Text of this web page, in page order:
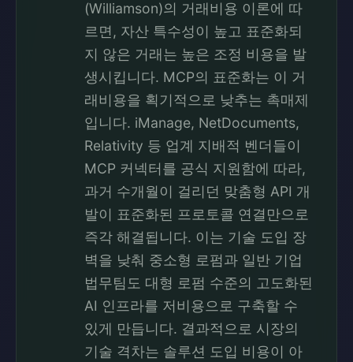
(Williamson)의 거래비용 이론에 따
르면, 자산 특수성이 높고 표준화되
지 않은 거래는 높은 조정 비용을 발
생시킵니다. MCP의 표준화는 이 거
래비용을 획기적으로 낮추는 촉매제
입니다. iManage, NetDocuments,
Relativity 등 업계 지배적 벤더들이
MCP 커넥터를 공식 지원함에 따라,
과거 수개월이 걸리던 맞춤형 API 개
발이 표준화된 프로토콜 연결만으로
즉각 해결됩니다. 이는 기술 도입 장
벽을 낮춰 중소형 로펌과 일반 기업
법무팀도 대형 로펌 수준의 고도화된
AI 인프라를 저비용으로 구축할 수
있게 만듭니다. 결과적으로 시장의
기술 격차는 솔루션 도입 비용이 아